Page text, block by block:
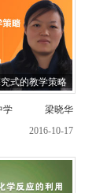
式的教学策略
学
梁晓华
2016-10-17